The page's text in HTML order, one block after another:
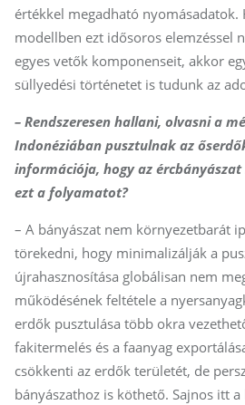
értékkel megadható nyomásadatok.
modellben ezt idősoros elemzéssel
egyes vetők komponenseit, akkor
süllyedési történetet is tudunk az
– Rendszeresen hallani, olvasni a
Indonéziában pusztulnak az
információja, hogy az
ezt a folyamatot?
– A bányászat nem környezetbarát
törekedni, hogy minimalizálják a
újrahasznosítása globálisan nem
működésének feltétele a
erdők pusztulása több okra
fakitermelés és a faanyag
csökkenti az erdők területét, de
bányászathoz is köthető. Sajnos itt